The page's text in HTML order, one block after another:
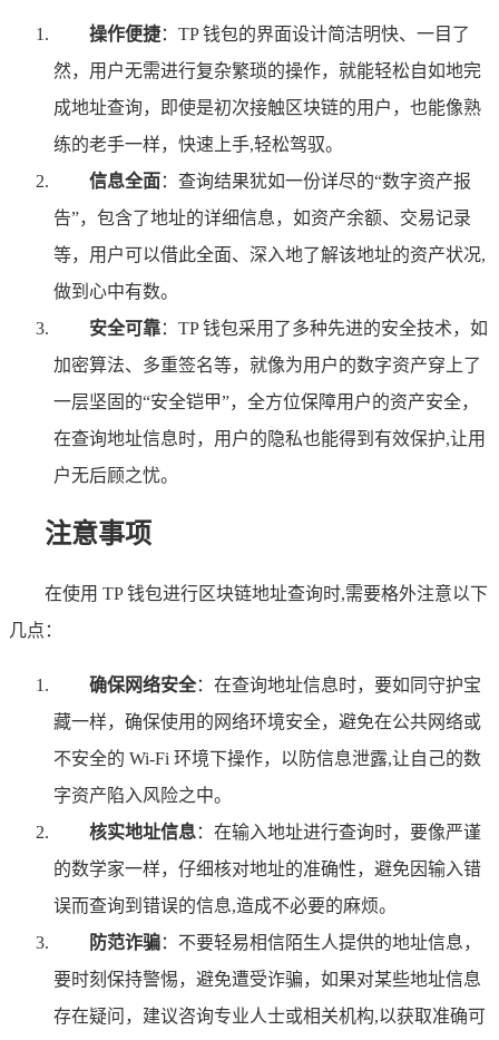
操作便捷：TP 钱包的界面设计简洁明快、一目了
然，用户无需进行复杂繁琐的操作，就能轻松自如地完
成地址查询，即使是初次接触区块链的用户，也能像熟
练的老手一样，快速上手,轻松驾驭。
信息全面：查询结果犹如一份详尽的“数字资产报
告”，包含了地址的详细信息，如资产余额、交易记录
等，用户可以借此全面、深入地了解该地址的资产状况,
做到心中有数。
安全可靠：TP 钱包采用了多种先进的安全技术，如
加密算法、多重签名等，就像为用户的数字资产穿上了
一层坚固的“安全铠甲”，全方位保障用户的资产安全，
在查询地址信息时，用户的隐私也能得到有效保护,让用
户无后顾之忧。
注意事项
在使用 TP 钱包进行区块链地址查询时,需要格外注意以下
几点：
确保网络安全：在查询地址信息时，要如同守护宝
藏一样，确保使用的网络环境安全，避免在公共网络或
不安全的 Wi-Fi 环境下操作，以防信息泄露,让自己的数
字资产陷入风险之中。
核实地址信息：在输入地址进行查询时，要像严谨
的数学家一样，仔细核对地址的准确性，避免因输入错
误而查询到错误的信息,造成不必要的麻烦。
防范诈骗：不要轻易相信陌生人提供的地址信息，
要时刻保持警惕，避免遭受诈骗，如果对某些地址信息
存在疑问，建议咨询专业人士或相关机构,以获取准确可